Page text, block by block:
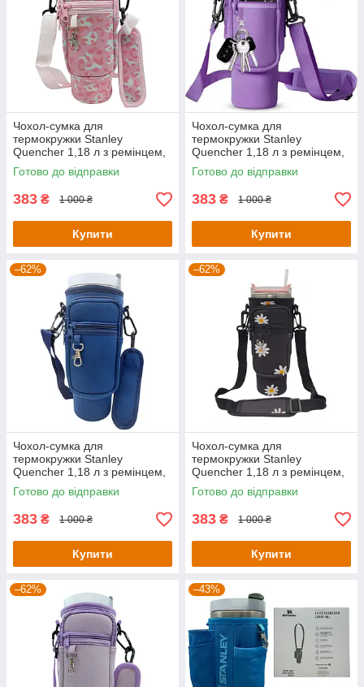
Чохол-сумка для
термокружки Stanley
Quencher 1,18 л з ремінцем,
захисний кейс для кухля,
рожевий леопард KT7001316
Готово до відправки
383 ₴ 1 000 ₴
Купити
Чохол-сумка для
термокружки Stanley
Quencher 1,18 л з ремінцем,
захисний кейс для кухля,
фіолетового кольору
Готово до відправки
383 ₴ 1 000 ₴
Купити
–62%
Чохол-сумка для
термокружки Stanley
Quencher 1,18 л з ремінцем,
захисний кейс для кухля,
синього кольору KT7001311
Готово до відправки
383 ₴ 1 000 ₴
Купити
–62%
Чохол-сумка для
термокружки Stanley
Quencher 1,18 л з ремінцем,
захисний кейс для кухля,
чорна ромашка KT7001313
Готово до відправки
383 ₴ 1 000 ₴
Купити
–62% –43%